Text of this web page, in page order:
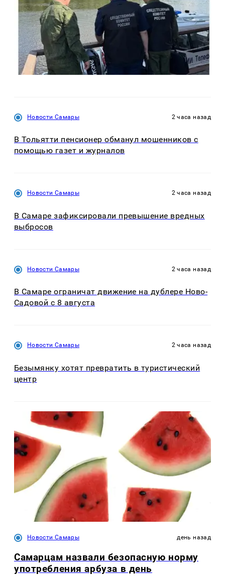
Новости Самары 2 часа назад
В Тольятти пенсионер обманул мошенников с
помощью газет и журналов
Новости Самары 2 часа назад
В Самаре зафиксировали превышение вредных
выбросов
Новости Самары 2 часа назад
В Самаре ограничат движение на дублере Ново-
Садовой с 8 августа
Новости Самары 2 часа назад
Безымянку хотят превратить в туристический
центр
Новости Самары день назад
Самарцам назвали безопасную норму
употребления арбуза в день